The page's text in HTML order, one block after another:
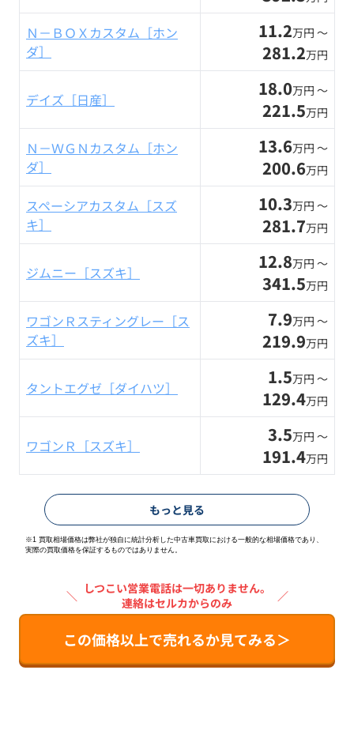
Ｎ－ＢＯＸカスタム［ホン
ダ］
11.2万円 〜
281.2万円
デイズ［日産］ 18.0万円 〜
221.5万円
Ｎ－ＷＧＮカスタム［ホン
ダ］
13.6万円 〜
200.6万円
スペーシアカスタム［スズ
キ］
10.3万円 〜
281.7万円
ジムニー［スズキ］ 12.8万円 〜
341.5万円
ワゴンＲスティングレー［ス
ズキ］
7.9万円 〜
219.9万円
タントエグゼ［ダイハツ］ 1.5万円 〜
129.4万円
ワゴンＲ［スズキ］ 3.5万円 〜
191.4万円
もっと見る
※1 買取相場価格は弊社が独自に統計分析した中古車買取における一般的な相場価格であり、
実際の買取価格を保証するものではありません。
＼
しつこい営業電話は一切ありません。
連絡はセルカからのみ
／
この価格以上で売れるか見てみる＞